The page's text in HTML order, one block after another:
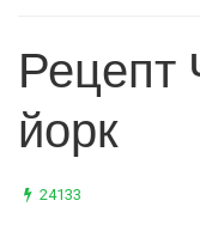
Рецепт
йорк
24133